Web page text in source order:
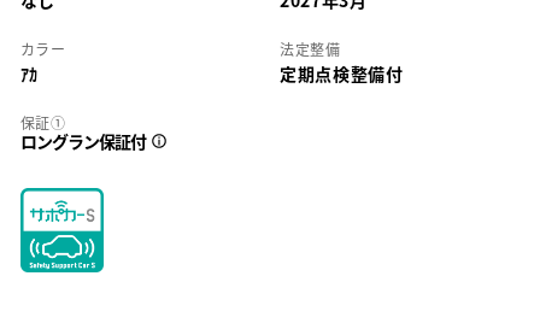
カラー
ｱｶ
法定整備
定期点検整備付
保証①
ロングラン保証付